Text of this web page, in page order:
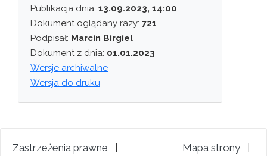
Publikacja dnia: 13.09.2023, 14:00
Dokument oglądany razy: 721
Podpisał: Marcin Birgiel
Dokument z dnia: 01.01.2023
Wersje archiwalne
Wersja do druku
Zastrzeżenia prawne Mapa strony